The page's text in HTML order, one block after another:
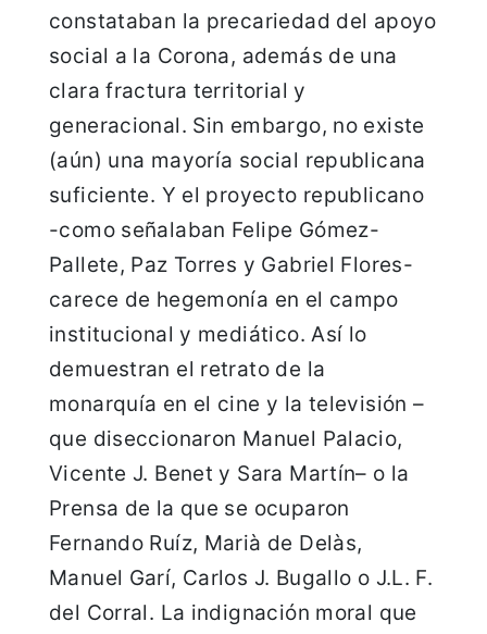
constataban la precariedad del apoyo
social a la Corona, además de una
clara fractura territorial y
generacional. Sin embargo, no existe
(aún) una mayoría social republicana
suficiente. Y el proyecto republicano
-como señalaban Felipe Gómez-
Pallete, Paz Torres y Gabriel Flores-
carece de hegemonía en el campo
institucional y mediático. Así lo
demuestran el retrato de la
monarquía en el cine y la televisión –
que diseccionaron Manuel Palacio,
Vicente J. Benet y Sara Martín– o la
Prensa de la que se ocuparon
Fernando Ruíz, Marià de Delàs,
Manuel Garí, Carlos J. Bugallo o J.L. F.
del Corral. La indignación moral que